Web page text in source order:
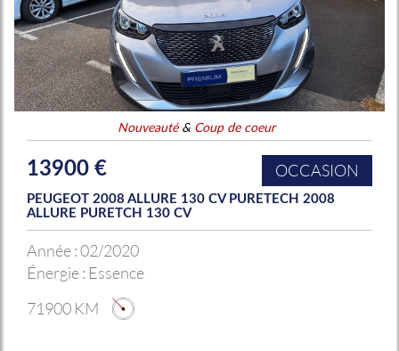
Nouveauté& Coup de coeur
13900 € OCCASION
PEUGEOT 2008 ALLURE 130 CV PURETECH 2008
ALLURE PURETCH 130 CV
Année :02/2020
Énergie : Essence
71900 KM